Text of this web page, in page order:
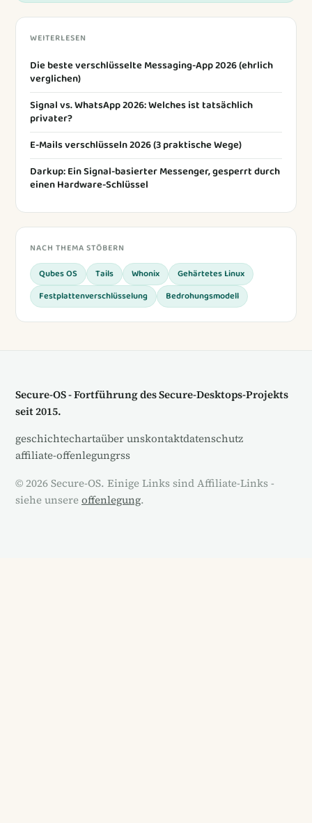
WEITERLESEN
Die beste verschlüsselte Messaging-App 2026 (ehrlich
verglichen)
Signal vs. WhatsApp 2026: Welches ist tatsächlich
privater?
E-Mails verschlüsseln 2026 (3 praktische Wege)
Darkup: Ein Signal-basierter Messenger, gesperrt durch
einen Hardware-Schlüssel
NACH THEMA STÖBERN
Qubes OS Tails Whonix
Gehärtetes Linux
Festplattenverschlüsselung
Bedrohungsmodell
Secure-OS - Fortführung des Secure-Desktops-Projekts
seit 2015.
geschichtechartaüber unskontaktdatenschutz
affiliate-offenlegungrss
© 2026 Secure-OS. Einige Links sind Affiliate-Links -
siehe unsereoffenlegung.